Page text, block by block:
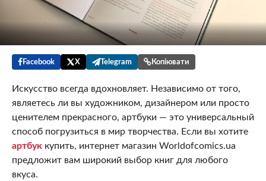
Facebook X Telegram Копіювати
Искусство всегда вдохновляет. Независимо от того,
являетесь ли вы художником, дизайнером или просто
ценителем прекрасного, артбуки — это универсальный
способ погрузиться в мир творчества. Если вы хотите
артбуккупить, интернет магазин Worldofcomics.ua
предложит вам широкий выбор книг для любого
вкуса.